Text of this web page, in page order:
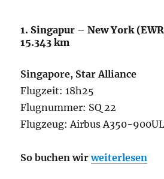
1. Singapur – New York
15.343 km
Singapore, Star Alliance
Flugzeit: 18h25
Flugnummer: SQ 22
Flugzeug: Airbus A350-
So buchen wir„Die TOP 11
weiterlesen